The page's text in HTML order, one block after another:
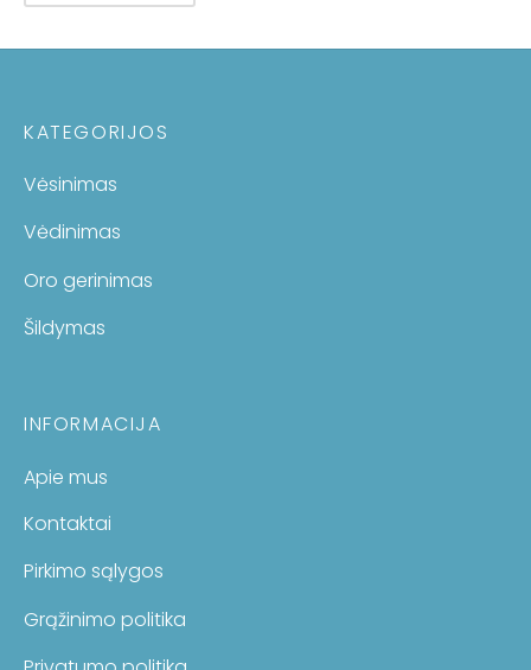
KATEGORIJOS
Vėsinimas
Vėdinimas
Oro gerinimas
Šildymas
INFORMACIJA
Apie mus
Kontaktai
Pirkimo sąlygos
Grąžinimo politika